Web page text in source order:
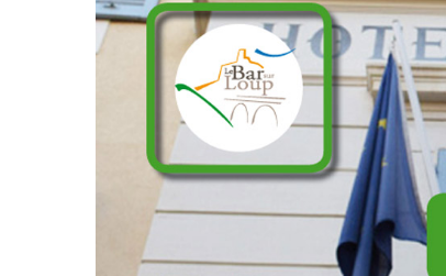
l'image
agrandie